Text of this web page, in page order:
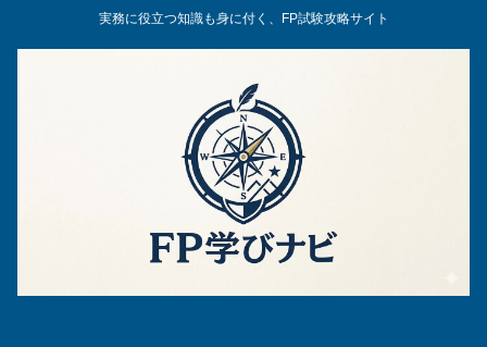
実務に役立つ知識も身に付く、FP試験攻略サイト